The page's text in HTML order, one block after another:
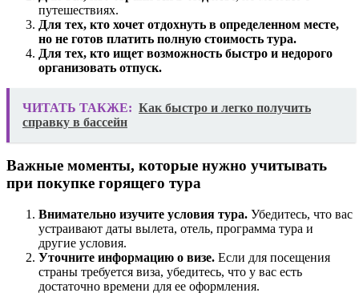
путешествиях.
Для тех, кто хочет отдохнуть в определенном месте,
но не готов платить полную стоимость тура.
Для тех, кто ищет возможность быстро и недорого
организовать отпуск.
ЧИТАТЬ ТАКЖЕ: Как быстро и легко получить
справку в бассейн
Важные моменты, которые нужно учитывать
при покупке горящего тура
Внимательно изучите условия тура. Убедитесь, что вас
устраивают даты вылета, отель, программа тура и
другие условия.
Уточните информацию о визе. Если для посещения
страны требуется виза, убедитесь, что у вас есть
достаточно времени для ее оформления.